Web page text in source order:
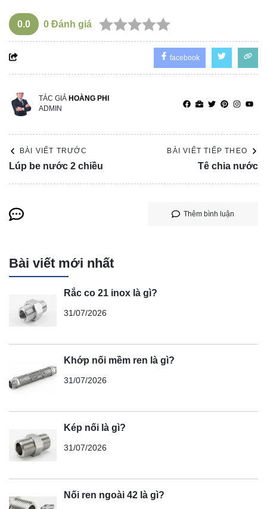
0.0 0 Đánh giá
facebook
TÁC GIẢ HOÀNG PHI
ADMIN
BÀI VIẾT TRƯỚC
Lúp be nước 2 chiều
BÀI VIẾT TIẾP THEO
Tê chia nước
Thêm bình luận
Bài viết mới nhất
Rắc co 21 inox là gì?
31/07/2026
Khớp nối mềm ren là gì?
31/07/2026
Kép nối là gì?
31/07/2026
Nối ren ngoài 42 là gì?